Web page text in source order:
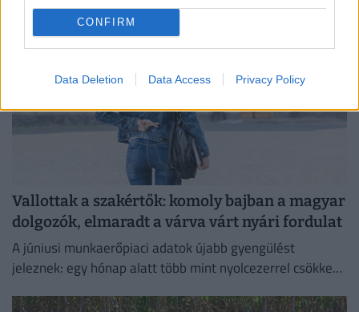
CONFIRM
Data Deletion Data Access Privacy Policy
Vallottak a szakértők: komoly bajban a magyar
dolgozók, elmaradt a várva várt nyári fordulat
A júniusi munkaerőpiaci adatok újabb gyengülést
jeleznek: egy hónap alatt több mint nyolcezerrel csökkent